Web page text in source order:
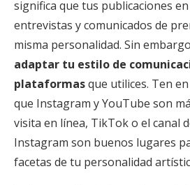
significa que tus publicaciones
entrevistas y comunicados de
misma personalidad. Sin
adaptar tu estilo de
plataformasque utilices. Ten
que Instagram y YouTube son
visita en línea, TikTok o el canal
Instagram son buenos lugares
facetas de tu personalidad